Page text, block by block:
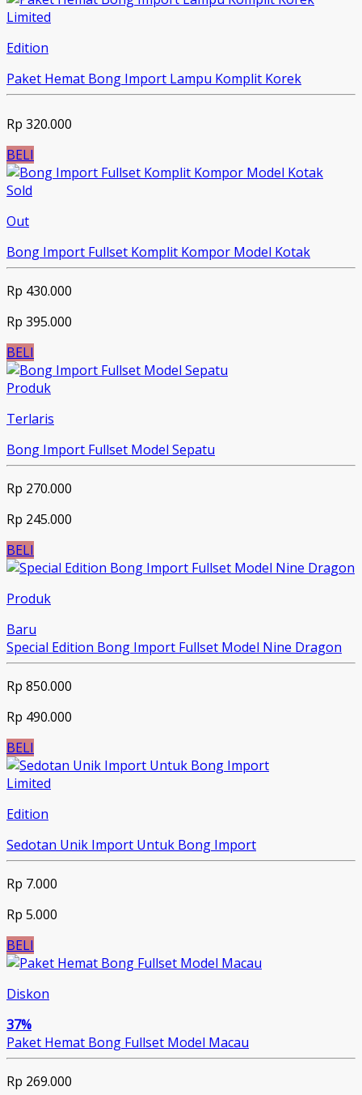
Limited
Edition
Paket Hemat Bong Import Lampu Komplit Korek
Rp 320.000
BELI
Sold
Out
Bong Import Fullset Komplit Kompor Model Kotak
Rp 430.000
Rp 395.000
BELI
Produk
Terlaris
Bong Import Fullset Model Sepatu
Rp 270.000
Rp 245.000
BELI
Produk
Baru
Special Edition Bong Import Fullset Model Nine Dragon
Rp 850.000
Rp 490.000
BELI
Limited
Edition
Sedotan Unik Import Untuk Bong Import
Rp 7.000
Rp 5.000
BELI
Diskon
37%
Paket Hemat Bong Fullset Model Macau
Rp 269.000